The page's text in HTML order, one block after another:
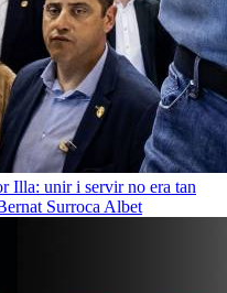
Illa: unir i servir no era tan
Surroca Albet